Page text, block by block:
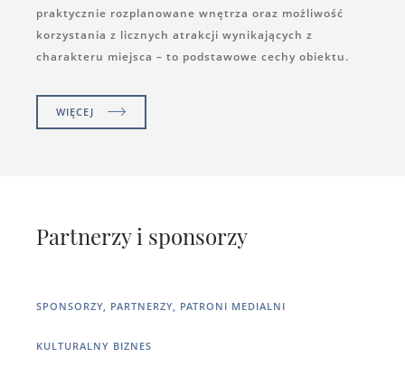
praktycznie rozplanowane wnętrza oraz możliwość
korzystania z licznych atrakcji wynikających z
charakteru miejsca – to podstawowe cechy obiektu.
WIĘCEJ
Partnerzy i sponsorzy
SPONSORZY, PARTNERZY, PATRONI MEDIALNI
KULTURALNY BIZNES